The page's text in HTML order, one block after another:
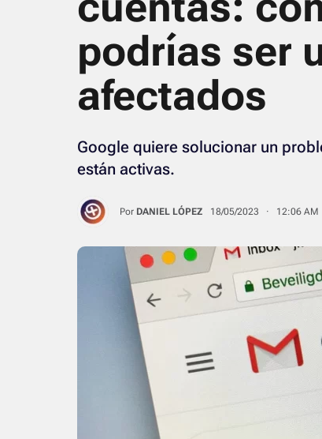
podrías ser
afectados
Google quiere solucionar un
están activas.
Por DANIEL LÓPEZ 18/05/2023 · 12:06 AM